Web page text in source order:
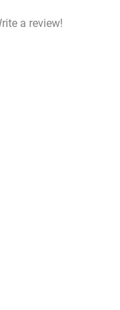
a review!